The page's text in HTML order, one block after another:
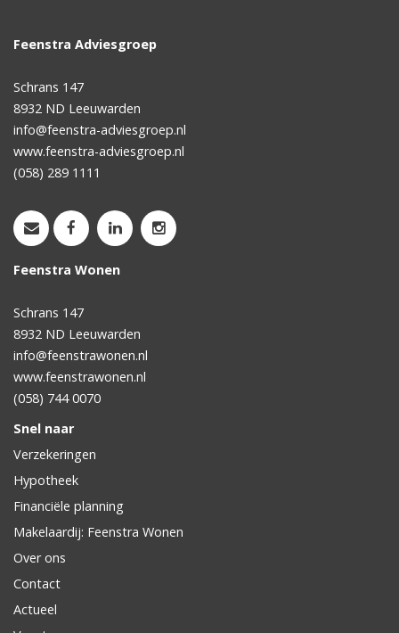
Feenstra Adviesgroep
Schrans 147
8932 ND Leeuwarden
info@feenstra-adviesgroep.nl
www.feenstra-adviesgroep.nl
(058) 289 1111
Feenstra Wonen
Schrans 147
8932 ND Leeuwarden
info@feenstrawonen.nl
www.feenstrawonen.nl
(058) 744 0070
Snel naar
Verzekeringen
Hypotheek
Financiële planning
Makelaardij: Feenstra Wonen
Over ons
Contact
Actueel